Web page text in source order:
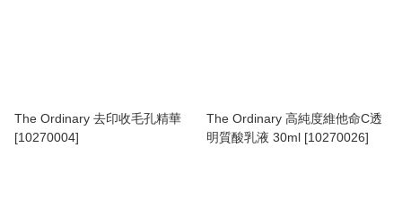
The Ordinary 去印收毛孔精華
[10270004]
The Ordinary 高純度維他命C透
明質酸乳液 30ml [10270026]